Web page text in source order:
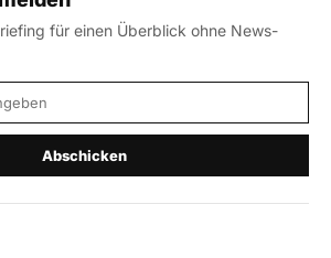
für einen Überblick ohne News-
Abschicken